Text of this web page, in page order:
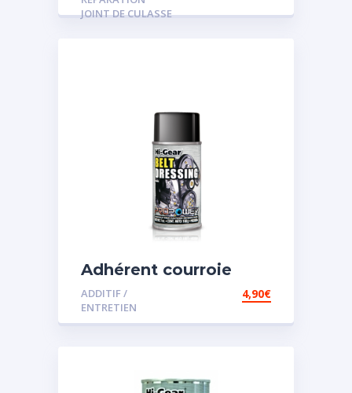
JOINT DE CULASSE
Adhérent courroie
ADDITIF /
ENTRETIEN
4,90€